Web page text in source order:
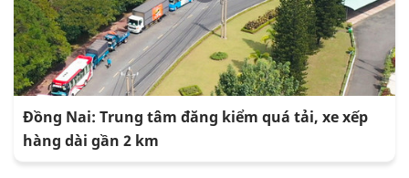
Đồng Nai: Trung tâm đăng kiểm quá tải, xe xếp
hàng dài gần 2 km